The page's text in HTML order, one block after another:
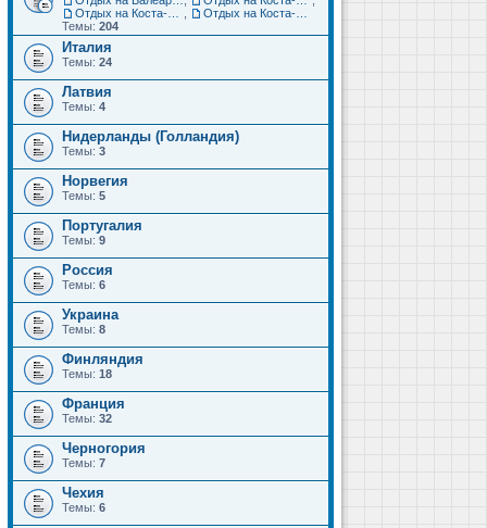
Темы: 204
Италия
Темы: 24
Латвия
Темы: 4
Нидерланды (Голландия)
Темы: 3
Норвегия
Темы: 5
Португалия
Темы: 9
Россия
Темы: 6
Украина
Темы: 8
Финляндия
Темы: 18
Франция
Темы: 32
Черногория
Темы: 7
Чехия
Темы: 6